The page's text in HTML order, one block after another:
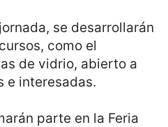
se desarrollarán
como el
de vidrio, abierto a
e interesadas.
parte en la Feria